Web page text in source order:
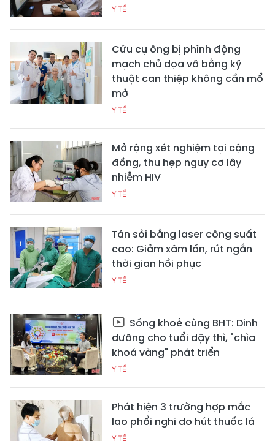
Y TẾ
Cứu cụ ông bị phình động
mạch chủ dọa vỡ bằng kỹ
thuật can thiệp không cần mổ
mở
Y TẾ
Mở rộng xét nghiệm tại cộng
đồng, thu hẹp nguy cơ lây
nhiễm HIV
Y TẾ
Tán sỏi bằng laser công suất
cao: Giảm xâm lấn, rút ngắn
thời gian hồi phục
Y TẾ
Sống khoẻ cùng BHT: Dinh
dưỡng cho tuổi dậy thì, "chìa
khoá vàng" phát triển
Y TẾ
Phát hiện 3 trường hợp mắc
lao phổi nghi do hút thuốc lá
Y TẾ